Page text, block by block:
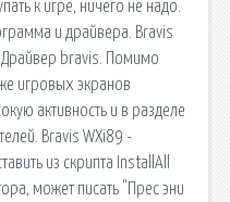
к игре, ничего не надо.
и драйвера. Bravis
bravis. Помимо
игровых экранов
активность и в разделе
Bravis WXi89 -
из скрипта InstallAll
может писать "Прес эни